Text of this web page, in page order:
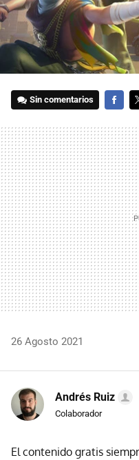
Sin comentarios
26 Agosto 2021
Andrés Ruiz
Colaborador
El contenido gratis